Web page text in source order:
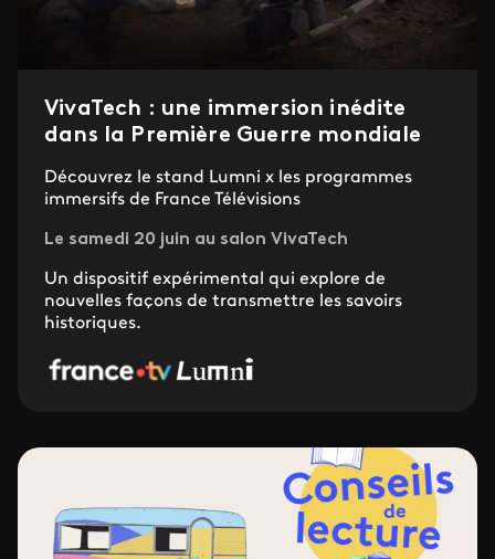
VivaTech : une immersion inédite
dans la Première Guerre mondiale
Découvrez le stand Lumni x les programmes
immersifs de France Télévisions
Le samedi 20 juin au salon VivaTech
Un dispositif expérimental qui explore de
nouvelles façons de transmettre les savoirs
historiques.